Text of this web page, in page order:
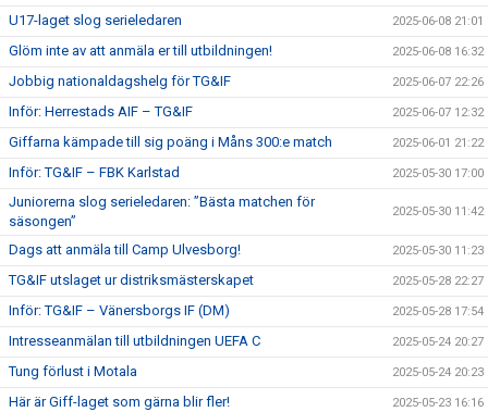
U17-laget slog serieledaren 2025-06-08 21:01
Glöm inte av att anmäla er till utbildningen! 2025-06-08 16:32
Jobbig nationaldagshelg för TG&IF 2025-06-07 22:26
Inför: Herrestads AIF – TG&IF 2025-06-07 12:32
Giffarna kämpade till sig poäng i Måns 300:e match 2025-06-01 21:22
Inför: TG&IF – FBK Karlstad 2025-05-30 17:00
Juniorerna slog serieledaren: ”Bästa matchen för
säsongen”
2025-05-30 11:42
Dags att anmäla till Camp Ulvesborg! 2025-05-30 11:23
TG&IF utslaget ur distriksmästerskapet 2025-05-28 22:27
Inför: TG&IF – Vänersborgs IF (DM) 2025-05-28 17:54
Intresseanmälan till utbildningen UEFA C 2025-05-24 20:27
Tung förlust i Motala 2025-05-24 20:23
Här är Giff-laget som gärna blir fler! 2025-05-23 16:16